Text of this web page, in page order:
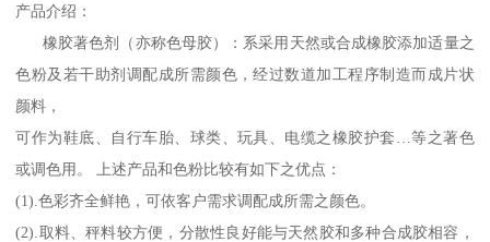
产品介绍：
橡胶著色剂（亦称色母胶）：系采用天然或合成橡胶添加适量之
色粉及若干助剂调配成所需颜色，经过数道加工程序制造而成片状
颜料，
可作为鞋底、自行车胎、球类、玩具、电缆之橡胶护套…等之著色
或调色用。 上述产品和色粉比较有如下之优点：
(1).色彩齐全鲜艳，可依客户需求调配成所需之颜色。
(2).取料、秤料较方便，分散性良好能与天然胶和多种合成胶相容，